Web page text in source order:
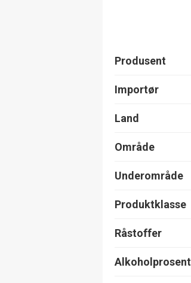
Produsent
Importør
Land
Område
Underområde
Produktklasse
Råstoffer
Alkoholprosent